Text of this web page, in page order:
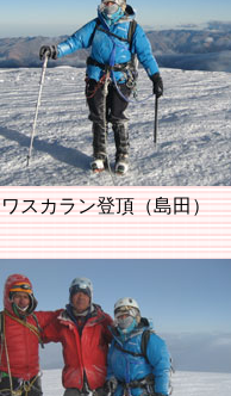
ワスカラン登頂（島田）